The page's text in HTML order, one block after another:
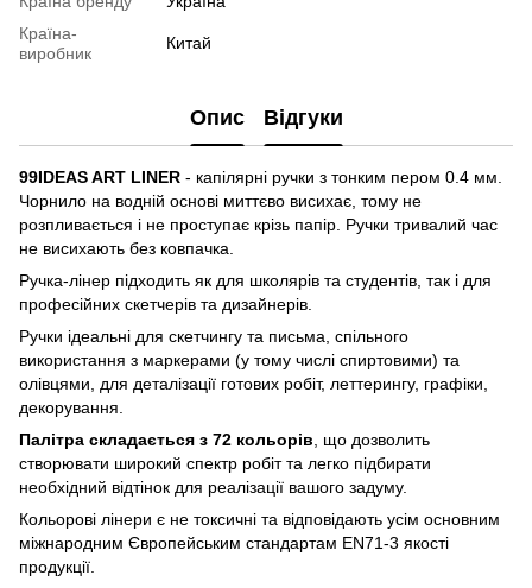
Країна-
виробник
Китай
Опис Відгуки
99IDEAS ART LINER - капілярні ручки з тонким пером 0.4 мм.
Чорнило на водній основі миттєво висихає, тому не
розпливається і не проступає крізь папір. Ручки тривалий час
не висихають без ковпачка.
Ручка-лінер підходить як для школярів та студентів, так і для
професійних скетчерів та дизайнерів.
Ручки ідеальні для скетчингу та письма, спільного
використання з маркерами (у тому числі спиртовими) та
олівцями, для деталізації готових робіт, леттерингу, графіки,
декорування.
Палітра складається з 72 кольорів , що дозволить
створювати широкий спектр робіт та легко підбирати
необхідний відтінок для реалізації вашого задуму.
Кольорові лінери є не токсичні та відповідають усім основним
міжнародним Європейським стандартам EN71-3 якості
продукції.